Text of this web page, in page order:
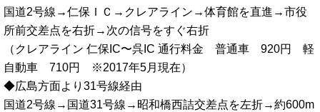
国道2号線→仁保ＩＣ→クレアライン→体育館を直進→市役
所前交差点を右折→次の信号をすぐ右折
（クレアライン 仁保IC〜呉IC 通行料金 普通車 920円 軽
自動車 710円 ※2017年5月現在）
◆広島方面より31号線経由
国道2号線→国道31号線→昭和橋西詰交差点を左折→約600m